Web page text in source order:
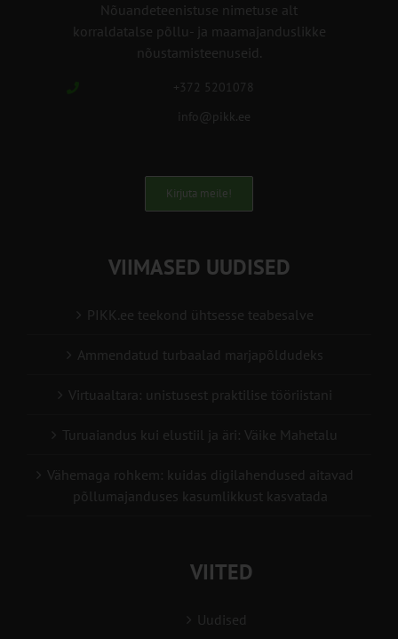
Nõuandeteenistuse nimetuse alt
korraldatalse põllu- ja maamajanduslikke
nõustamisteenuseid.
+372 5201078
info@pikk.ee
Kirjuta meile!
VIIMASED UUDISED
PIKK.ee teekond ühtsesse teabesalve
Ammendatud turbaalad marjapõldudeks
Virtuaaltara: unistusest praktilise tööriistani
Turuaiandus kui elustiil ja äri: Väike Mahetalu
Vähemaga rohkem: kuidas digilahendused aitavad
põllumajanduses kasumlikkust kasvatada
VIITED
Uudised